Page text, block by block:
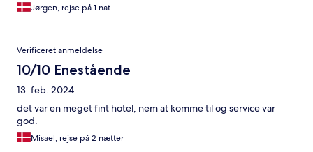
Jørgen, rejse på 1 nat
Verificeret anmeldelse
10/10 Enestående
13. feb. 2024
det var en meget fint hotel, nem at komme til og service var
god.
Misael, rejse på 2 nætter